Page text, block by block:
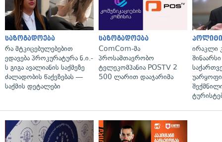
საზოგადოება
რა მტკიცებულებებით
ედავება პროკურატურა ნ.ი.-
ს გიგა ავალიანის საქმეზე
ძალადობის წაქეზებას —
საქმის დეტალები
საზოგადოება
ComCom-მა
პროსამთავრობო
ტელეკომპანია POSTV 2
500 ლარით დააჯარიმა
ირაკლი